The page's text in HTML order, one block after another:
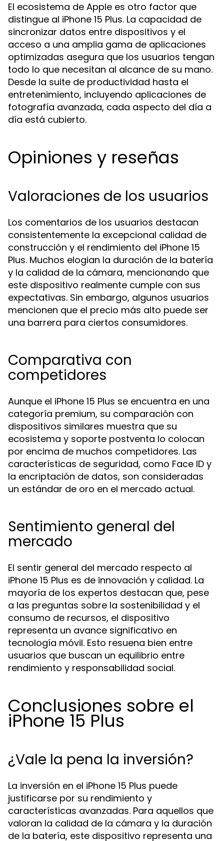
El ecosistema de Apple es otro factor que
distingue al iPhone 15 Plus. La capacidad de
sincronizar datos entre dispositivos y el
acceso a una amplia gama de aplicaciones
optimizadas asegura que los usuarios tengan
todo lo que necesitan al alcance de su mano.
Desde la suite de productividad hasta el
entretenimiento, incluyendo aplicaciones de
fotografía avanzada, cada aspecto del día a
día está cubierto.
Opiniones y reseñas
Valoraciones de los usuarios
Los comentarios de los usuarios destacan
consistentemente la excepcional calidad de
construcción y el rendimiento del iPhone 15
Plus. Muchos elogian la duración de la batería
y la calidad de la cámara, mencionando que
este dispositivo realmente cumple con sus
expectativas. Sin embargo, algunos usuarios
mencionen que el precio más alto puede ser
una barrera para ciertos consumidores.
Comparativa con
competidores
Aunque el iPhone 15 Plus se encuentra en una
categoría premium, su comparación con
dispositivos similares muestra que su
ecosistema y soporte postventa lo colocan
por encima de muchos competidores. Las
características de seguridad, como Face ID y
la encriptación de datos, son consideradas
un estándar de oro en el mercado actual.
Sentimiento general del
mercado
El sentir general del mercado respecto al
iPhone 15 Plus es de innovación y calidad. La
mayoría de los expertos destacan que, pese
a las preguntas sobre la sostenibilidad y el
consumo de recursos, el dispositivo
representa un avance significativo en
tecnología móvil. Esto resuena bien entre
usuarios que buscan un equilibrio entre
rendimiento y responsabilidad social.
Conclusiones sobre el
iPhone 15 Plus
¿Vale la pena la inversión?
La inversión en el iPhone 15 Plus puede
justificarse por su rendimiento y
características avanzadas. Para aquellos que
valoran la calidad de la cámara y la duración
de la batería, este dispositivo representa una